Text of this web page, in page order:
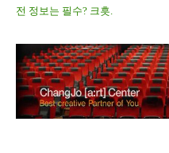
전 정보는 필수? 크흣.